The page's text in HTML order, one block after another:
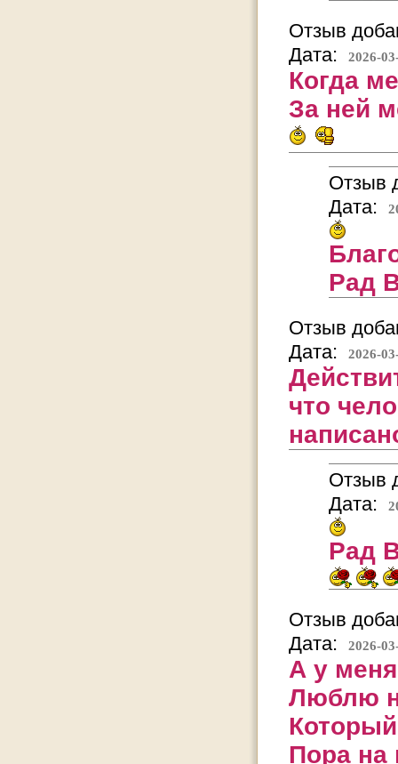
Отзыв
Дата:
2026-
Когда
За ней
Отзыв
Дата:
Рад
Отзыв
Дата:
2026-
что
Отзыв
Дата:
Рад
Отзыв
Дата:
2026-
А у
Люблю
Пора на